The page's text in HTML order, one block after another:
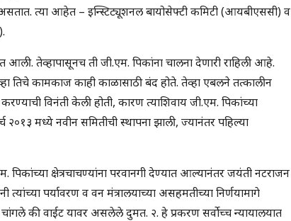
त्या आहेत – इन्स्टिट्यूशनल बायोसेफ्टी कमिटी (आयबीएससी) व
तेव्हापासूनच ती जी.एम. पिकांना चालना देणारी राहिली आहे.
तिचे कामकाज काही काळासाठी बंद होते. तेव्हा एबलने तत्कालीन
विनंती केली होती, कारण त्याशिवाय जी.एम. पिकांच्या
२०१३ मध्ये नवीन समितीची स्थापना झाली, ज्यानंतर पहिल्या
क्षेत्रचाचण्यांना परवानगी देण्यात आल्यानंतर जयंती नटराजन
त्यांच्या पर्यावरण व वन मंत्रालयाच्या असहमतीच्या निर्णयामागे
की वाईट यावर असलेले दुमत. २. हे प्रकरण सर्वोच्च न्यायालयात